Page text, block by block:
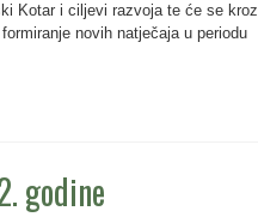
Kotar i ciljevi razvoja te će se kroz
novih natječaja u periodu
godine